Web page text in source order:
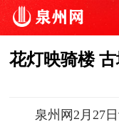
花灯映骑楼
泉州网2月27